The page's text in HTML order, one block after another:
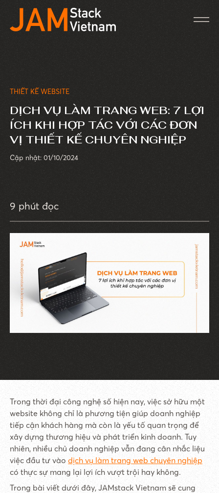
THIẾT KẾ WEBSITE
DỊCH VỤ LÀM TRANG WEB: 7 LỢI
ÍCH KHI HỢP TÁC VỚI CÁC ĐƠN
VỊ THIẾT KẾ CHUYÊN NGHIỆP
Cập nhật: 01/10/2024
9 phút đọc
Trong thời đại công nghệ số hiện nay, việc sở hữu một
website không chỉ là phương tiện giúp doanh nghiệp
tiếp cận khách hàng mà còn là yếu tố quan trọng để
xây dựng thương hiệu và phát triển kinh doanh. Tuy
nhiên, nhiều chủ doanh nghiệp vẫn đang cân nhắc liệu
việc đầu tư vào dịch vụ làm trang web chuyên nghiệp
có thực sự mang lại lợi ích vượt trội hay không.
Trong bài viết dưới đây, JAMstack Vietnam sẽ cung